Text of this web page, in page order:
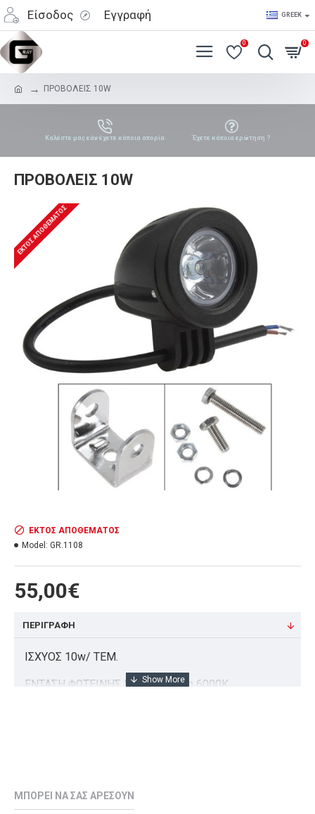
Είσοδος Εγγραφή GREEK
0 0
ΠΡΟΒΟΛΕΙΣ 10W
Καλέστε μας εάν έχετε κάποια απορία Έχετε κάποια ερώτηση ?
ΠΡΟΒΟΛΕΙΣ 10W
ΕΚΤΌΣ ΑΠΟΘΈΜΑΤΟΣ
55,00€
ΕΚΤΌΣ ΑΠΟΘΈΜΑΤΟΣ
Model: GR.1108
ΠΕΡΙΓΡΑΦΗ
ΙΣΧΥΟΣ 10w/ ΤΕΜ.
ΕΝΤΑΣΗ ΦΩΤΕΙΝΗΣ ΠΗΓΗΣ Kelvin 6000K
ΜΠΟΡΕΊ ΝΑ ΣΑΣ ΑΡΈΣΟΥΝ